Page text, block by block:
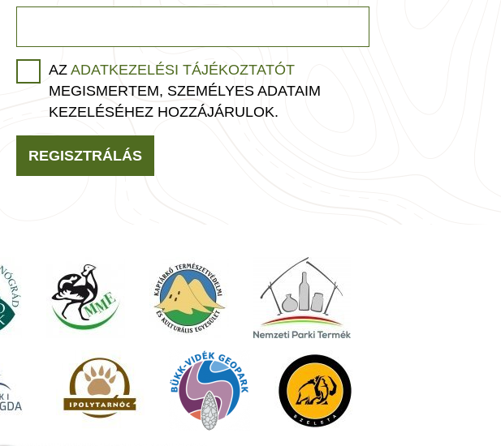
AZ ADATKEZELÉSI TÁJÉKOZTATÓT
MEGISMERTEM, SZEMÉLYES ADATAIM
KEZELÉSÉHEZ HOZZÁJÁRULOK.
REGISZTRÁLÁS